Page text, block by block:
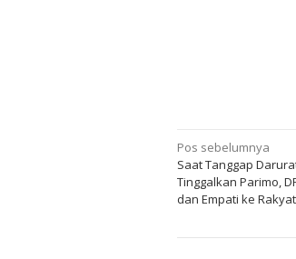
Navigasi
pos
Pos sebelumnya
Saat Tanggap
Tinggalkan Parimo,
dan Empati ke Rakyat